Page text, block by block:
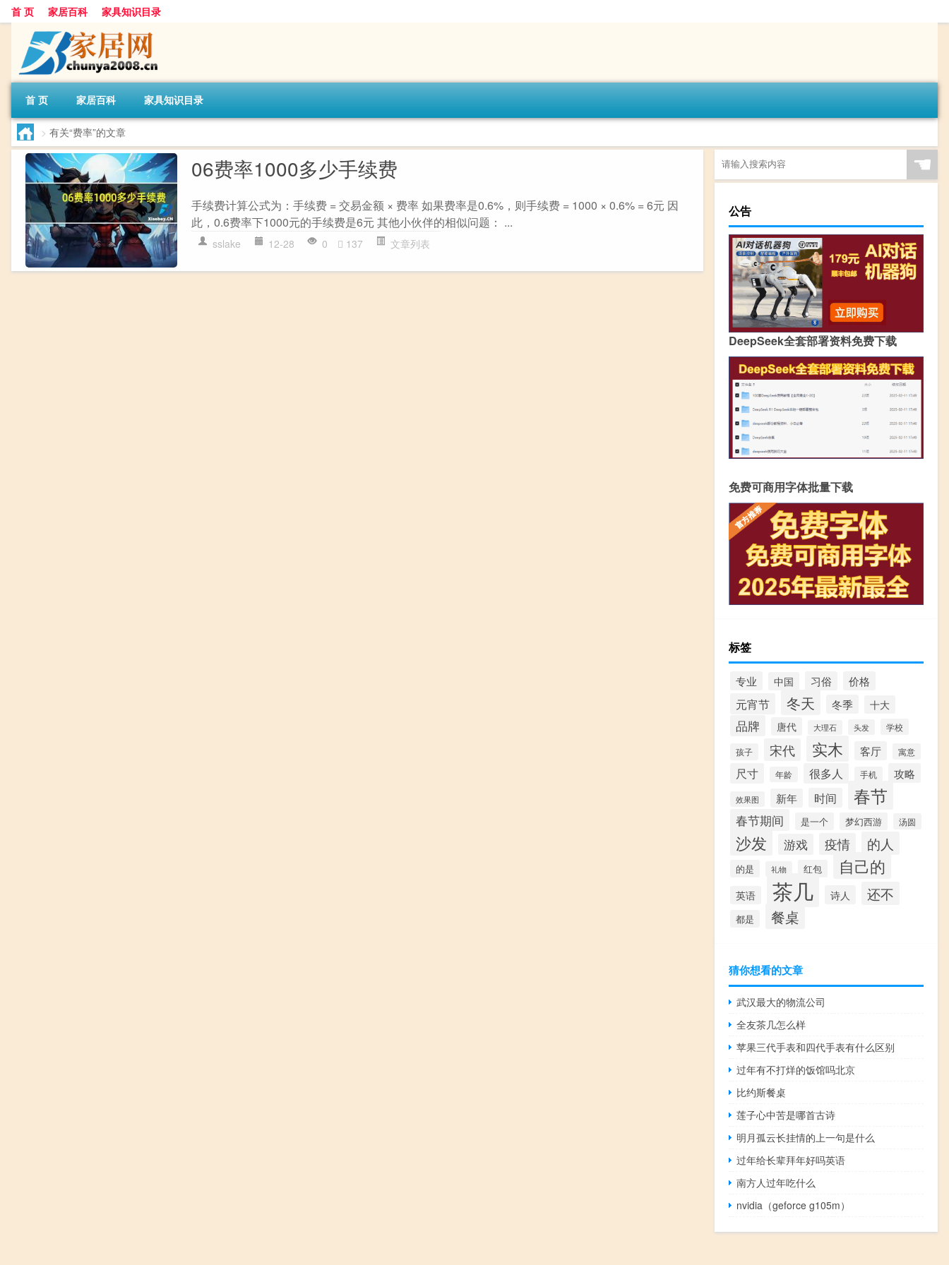
首 页 家居百科 家具知识目录
首 页 家居百科 家具知识目录
> 有关“费率”的文章
06费率1000多少手续费
手续费计算公式为：手续费 = 交易金额 × 费率 如果费率是0.6%，则手续费 = 1000 × 0.6% = 6元 因
此，0.6费率下1000元的手续费是6元 其他小伙伴的相似问题： ...
sslake 12-28 0 137 文章列表
☚
公告
DeepSeek全套部署资料免费下载
免费可商用字体批量下载
标签
专业 中国 习俗 价格
元宵节 冬天 冬季 十大
品牌 唐代 大理石 头发 学校
孩子 宋代 实木 客厅 寓意
尺寸 年龄 很多人 手机 攻略
效果图 新年 时间 春节
春节期间 是一个 梦幻西游 汤圆
沙发 游戏 疫情 的人
的是 礼物 红包 自己的
英语 茶几 诗人 还不
都是 餐桌
猜你想看的文章
武汉最大的物流公司
全友茶几怎么样
苹果三代手表和四代手表有什么区别
过年有不打烊的饭馆吗北京
比约斯餐桌
莲子心中苦是哪首古诗
明月孤云长挂情的上一句是什么
过年给长辈拜年好吗英语
南方人过年吃什么
nvidia（geforce g105m）